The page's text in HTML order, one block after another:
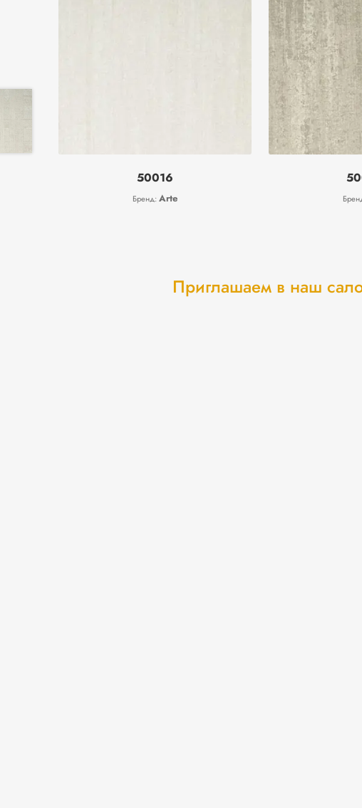
50016
Бренд:Arte
Приглашаем в наш